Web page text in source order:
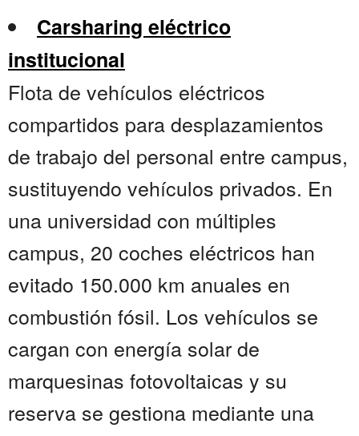
Carsharing eléctrico
institucional
Flota de vehículos eléctricos
compartidos para desplazamientos
de trabajo del personal entre campus,
sustituyendo vehículos privados. En
una universidad con múltiples
campus, 20 coches eléctricos han
evitado 150.000 km anuales en
combustión fósil. Los vehículos se
cargan con energía solar de
marquesinas fotovoltaicas y su
reserva se gestiona mediante una